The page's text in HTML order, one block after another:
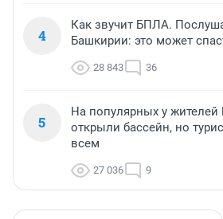
4
Как звучит БПЛА.
Башкирии: это может
28 843 36
5
На популярных у жителей
открыли бассейн, но
всем
27 036 9